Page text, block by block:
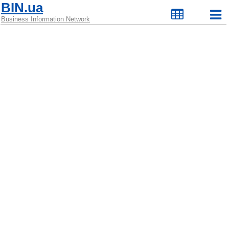
BIN.ua
Business Information Network